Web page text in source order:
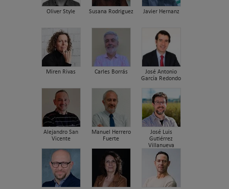
Oliver Style Susana Rodriguez Javier Hernanz
Miren Rivas Carles Borrás
José Antonio
García Redondo
Alejandro San
Vicente
Manuel Herrero
Fuerte
José Luis
Gutiérrez
Villanueva